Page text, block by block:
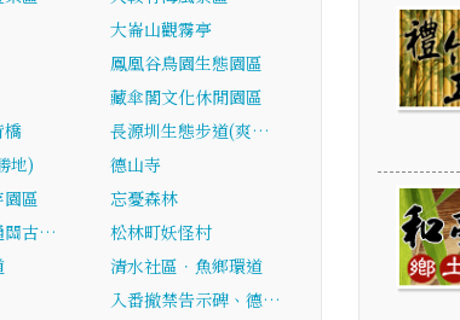
大崙山觀霧亭
鳳凰谷鳥園生態園區
藏傘閣文化休閒園區
橋
長源圳生態步道(爽…
地)
德山寺
區
忘憂森林
關古…
松林町妖怪村
清水社區．魚鄉環道
入番撤禁告示碑、德…